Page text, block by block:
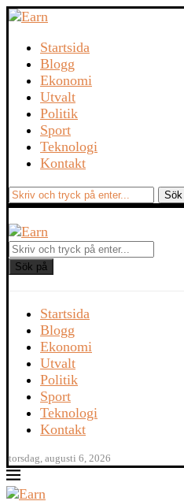
Startsida
Blogg
Ekonomi
Utvalt
Politik
Sport
Teknologi
Kontakt
Sök på
Startsida
Blogg
Ekonomi
Utvalt
Politik
Sport
Teknologi
Kontakt
torsdag, augusti 6, 2026